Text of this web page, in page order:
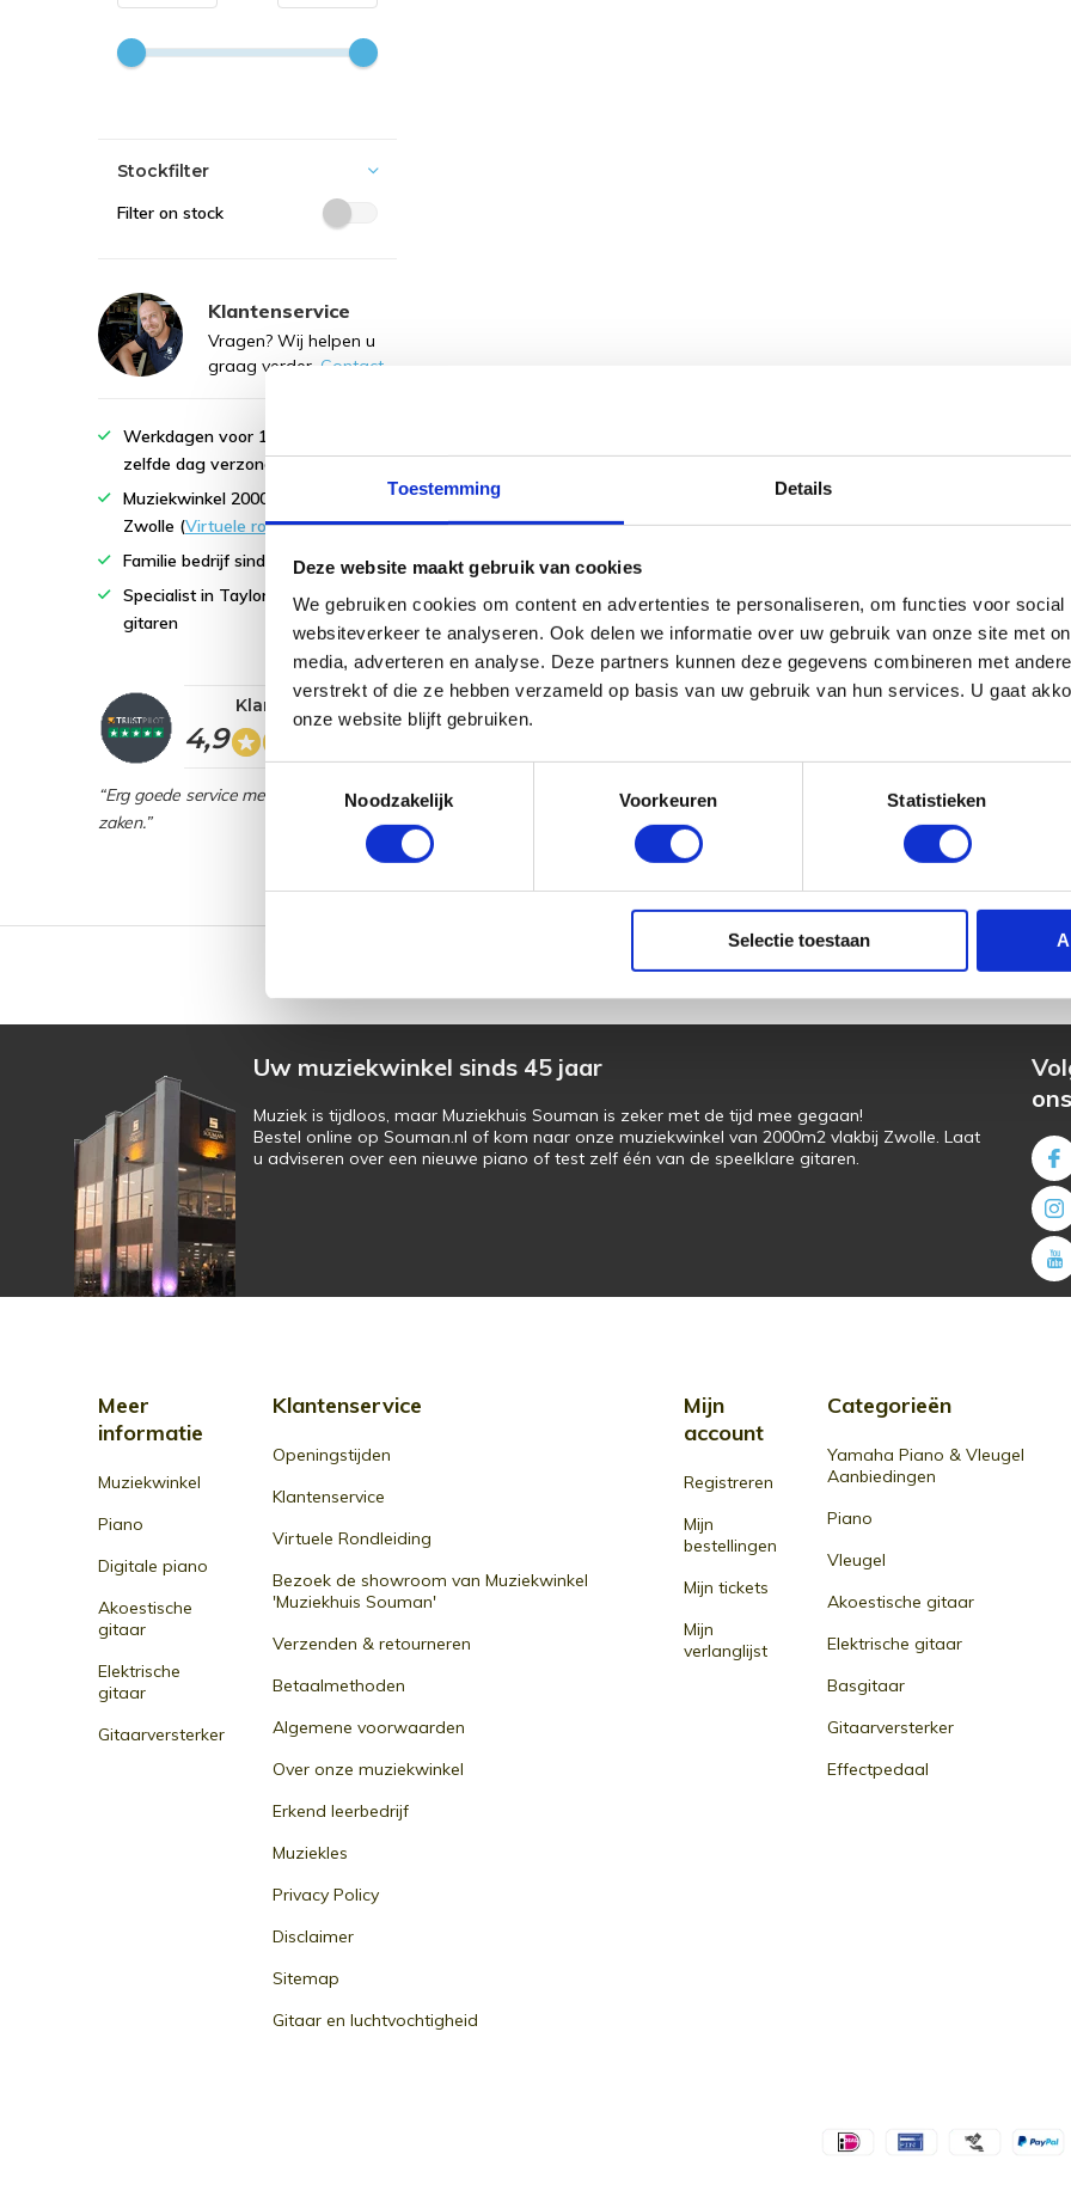
Toestemming Details
Deze website maakt gebruik van cookies
We gebruiken cookies om content en advertenties te personaliseren, om functies voor
websiteverkeer te analyseren. Ook delen we informatie over uw gebruik van onze site met
media, adverteren en analyse. Deze partners kunnen deze gegevens combineren met
verstrekt of die ze hebben verzameld op basis van uw gebruik van hun services. U gaat
onze website blijft gebruiken.
Noodzakelijk
Voorkeuren Statistieken
Selectie toestaan
Stockfilter
Filter on stock
Klantenservice
Vragen? Wij helpen u
graag verder. Contact
Werkdagen voor 16:00 besteld,
zelfde dag verzonden!
Muziekwinkel 2000m2 vlakbij
Zwolle (Virtuele rondleiding)
Familie bedrijf sinds 1978
Specialist in Taylor en Martin
gitaren
4,9
Klantwaardering
“Erg goede service met veel kennis van
zaken.”
Service en hoogwaardige kwaliteit
Uw muziekwinkel sinds 45 jaar
Muziek is tijdloos, maar Muziekhuis Souman is zeker met de tijd mee gegaan!
Bestel online op Souman.nl of kom naar onze muziekwinkel van 2000m2 vlakbij Zwolle. Laat
u adviseren over een nieuwe piano of test zelf één van de speelklare gitaren.
Meer
informatie
Muziekwinkel
Piano
Digitale piano
Akoestische
gitaar
Elektrische
gitaar
Gitaarversterker
Klantenservice
Openingstijden
Klantenservice
Virtuele Rondleiding
Bezoek de showroom van Muziekwinkel
'Muziekhuis Souman'
Verzenden & retourneren
Betaalmethoden
Algemene voorwaarden
Over onze muziekwinkel
Erkend leerbedrijf
Muziekles
Privacy Policy
Disclaimer
Sitemap
Gitaar en luchtvochtigheid
Mijn
account
Registreren
Mijn
bestellingen
Mijn tickets
Mijn
verlanglijst
Categorieën
Yamaha Piano & Vleugel
Aanbiedingen
Piano
Vleugel
Akoestische gitaar
Elektrische gitaar
Basgitaar
Gitaarversterker
Effectpedaal